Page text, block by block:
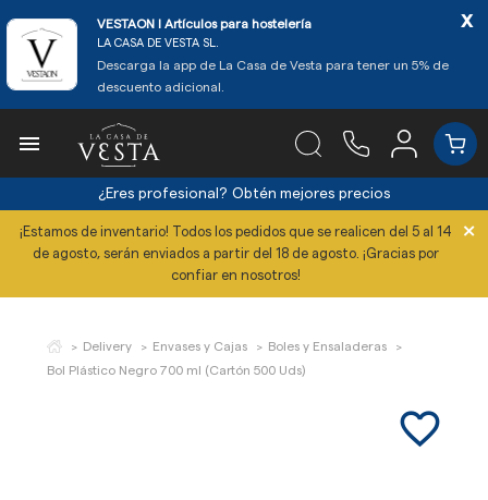
VESTAON l Artículos para hostelería
LA CASA DE VESTA SL.
Descarga la app de La Casa de Vesta para tener un 5% de
descuento adicional.
x

¿Eres profesional? Obtén mejores precios
¡Estamos de inventario! Todos los pedidos que se realicen del 5 al 14
de agosto, serán enviados a partir del 18 de agosto. ¡Gracias por
confiar en nosotros!
×
Delivery Envases y Cajas
Boles y Ensaladeras
Bol Plástico Negro 700 ml (Cartón 500 Uds)
favorite_border